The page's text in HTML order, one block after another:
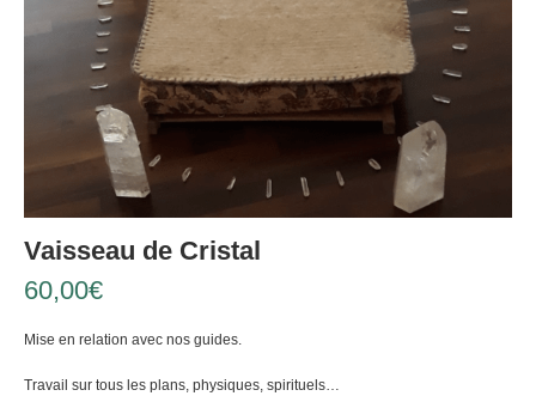
Vaisseau de Cristal
60,00€
Mise en relation avec nos guides.
Travail sur tous les plans, physiques, spirituels…